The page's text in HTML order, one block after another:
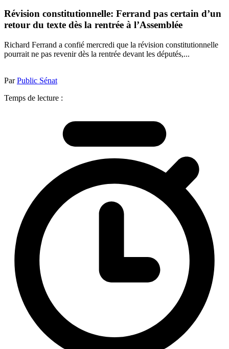
Révision constitutionnelle: Ferrand pas certain d’un
retour du texte dès la rentrée à l’Assemblée
Richard Ferrand a confié mercredi que la révision constitutionnelle
pourrait ne pas revenir dès la rentrée devant les députés,...
ParPublic Sénat
Temps de lecture :